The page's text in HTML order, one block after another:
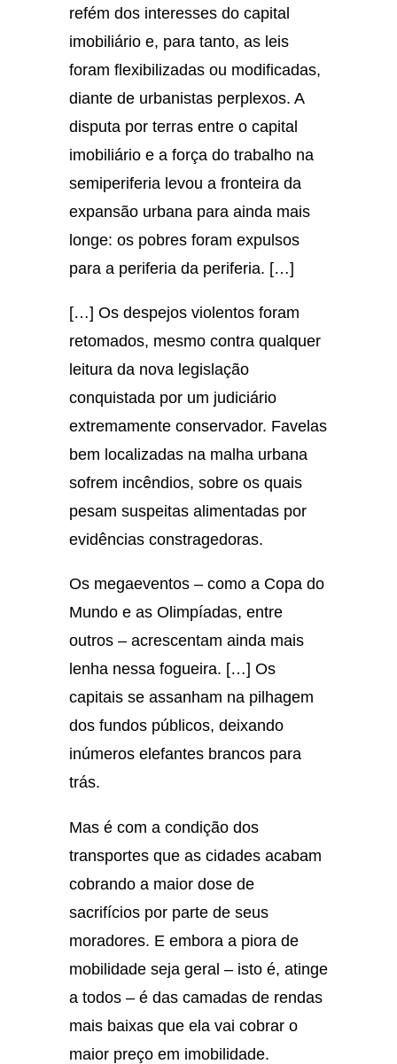
refém dos interesses do capital
imobiliário e, para tanto, as leis
foram flexibilizadas ou modificadas,
diante de urbanistas perplexos. A
disputa por terras entre o capital
imobiliário e a força do trabalho na
semiperiferia levou a fronteira da
expansão urbana para ainda mais
longe: os pobres foram expulsos
para a periferia da periferia. […]
[…] Os despejos violentos foram
retomados, mesmo contra qualquer
leitura da nova legislação
conquistada por um judiciário
extremamente conservador. Favelas
bem localizadas na malha urbana
sofrem incêndios, sobre os quais
pesam suspeitas alimentadas por
evidências constragedoras.
Os megaeventos – como a Copa do
Mundo e as Olimpíadas, entre
outros – acrescentam ainda mais
lenha nessa fogueira. […] Os
capitais se assanham na pilhagem
dos fundos públicos, deixando
inúmeros elefantes brancos para
trás.
Mas é com a condição dos
transportes que as cidades acabam
cobrando a maior dose de
sacrifícios por parte de seus
moradores. E embora a piora de
mobilidade seja geral – isto é, atinge
a todos – é das camadas de rendas
mais baixas que ela vai cobrar o
maior preço em imobilidade.